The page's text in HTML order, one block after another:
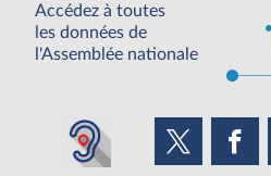
Accédez à toutes
les données de
l'Assemblée nationale